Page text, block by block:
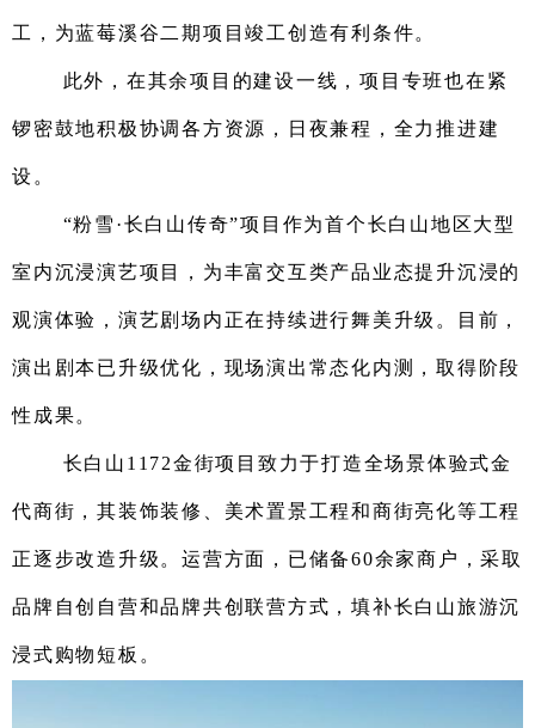
工，为蓝莓溪谷二期项目竣工创造有利条件。
此外，在其余项目的建设一线，项目专班也在 紧
锣密鼓地积极协调各方资源，日夜兼程，全力推进建
设。
“粉雪·长白山传奇”项目作为首个长白山地区大型
室内沉浸演艺项目，为丰富交互类产品业态提升沉浸的
观演体验，演艺剧场内正在持续进行舞美升级。目前，
演出剧本已升级优化，现场演出常态化内测，取得阶段
性成果。
长白山1172金街项目致力于打造全场景体验式金
代商街，其装饰装修、美术置景工程和商街亮化等工程
正逐步改造升级。运营方面，已储备60余家商户，采取
品牌自创自营和品牌共创联营方式，填补长白山旅游沉
浸式购物短板。